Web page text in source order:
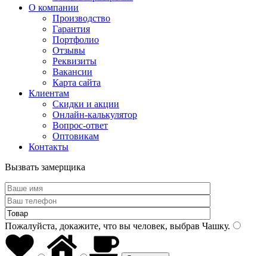
О компании
Производство
Гарантия
Портфолио
Отзывы
Реквизиты
Вакансии
Карта сайта
Клиентам
Скидки и акции
Онлайн-калькулятор
Вопрос-ответ
Оптовикам
Контакты
Вызвать замерщика
Пожалуйста, докажите, что вы человек, выбрав Чашку.